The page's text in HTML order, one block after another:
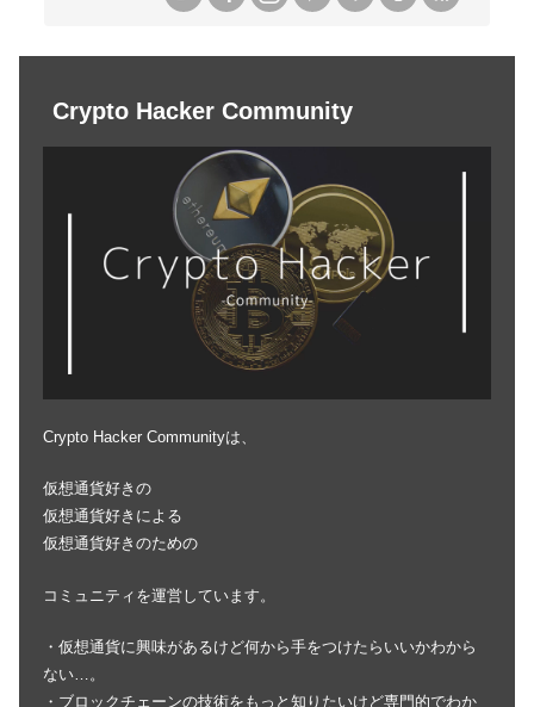
Crypto Hacker Community
Crypto Hacker Communityは、
仮想通貨好きの
仮想通貨好きによる
仮想通貨好きのための
コミュニティを運営しています。
・仮想通貨に興味があるけど何から手をつけたらいいかわから
ない…。
・ブロックチェーンの技術をもっと知りたいけど専門的でわか